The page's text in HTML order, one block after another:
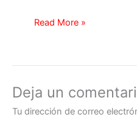
Read More »
Deja un
Tu dirección de correo